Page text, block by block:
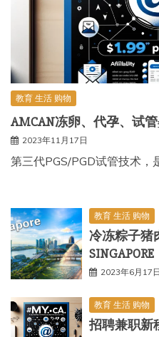
教育 生活 购物
AMCAN冻卵、代孕、试管
2023年11月17日
第三代PGS/PGD试管技术，
教育 生活 购物
冷冻粽子猪
SINGAPORE
2023年6月17日
教育 生活 购物
招聘兼职新